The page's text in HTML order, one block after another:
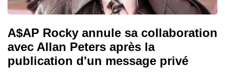
A$AP Rocky annule sa collaboration
avec Allan Peters après la
publication d'un message privé